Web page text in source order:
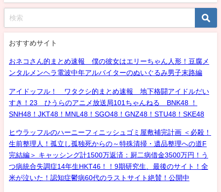
おすすめサイト
おネコさん的まとめ速報 僕の彼女はエリーちゃん人形！豆腐メ
ンタルメンヘラ電波中年アルバイターのぬいぐるみ男子末路編
アイドッフル！ ワタクシ的まとめ速報 地下格闘アイドルだい
すき！23 ひうらのアニメ放送局101ちゃんねる BNK48 ！
SNH48！JKT48！MNL48！SGO48！GNZ48！STU48！SKE48
ヒウラッフルのハーニーフィニッシュゴミ屋敷補完計画 ＜必殺！
生前整理人！孤立し孤独死からの～特殊清掃・遺品整理への道F
完結編＞ キャッシング計1500万返済：厨二病借金3500万円！う
つ病統合失調症14年生HKT46！！9期研究生、最後のサイト！全
米が泣いた！認知症鬱病60代のラストサイト絶賛！公開中